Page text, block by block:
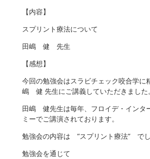
【内容】
スプリント療法について
田嶋 健 先生
【感想】
今回の勉強会はスラビチェック咬合学に
嶋 健 先生にご講義していただきました。
田嶋 健先生は毎年、 フロイデ・インタ
ミーでご講演されております。
勉強会の内容は ”スプリント療法” でし
勉強会を通じて